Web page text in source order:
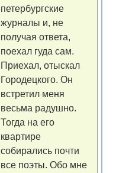
петербургские
журналы и, не
получая ответа,
поехал гуда сам.
Приехал, отыскал
Городецкого. Он
встретил меня
весьма радушно.
Тогда на его
квартире
собирались почти
все поэты. Обо мне